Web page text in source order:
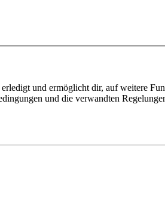
und ermöglicht dir, auf weitere
und die verwandten